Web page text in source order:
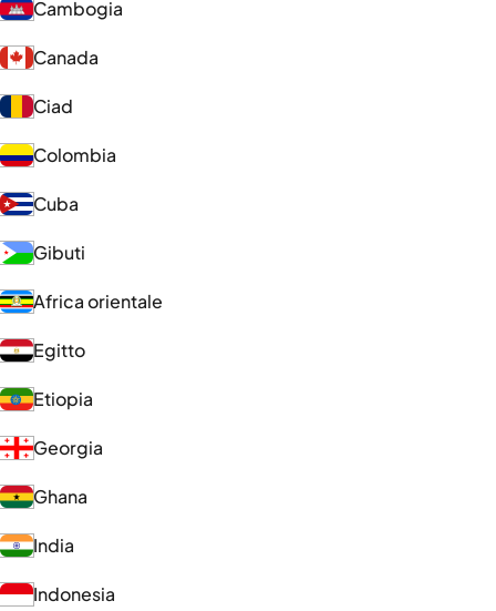
Cambogia
Canada
Ciad
Colombia
Cuba
Gibuti
Africa orientale
Egitto
Etiopia
Georgia
Ghana
India
Indonesia